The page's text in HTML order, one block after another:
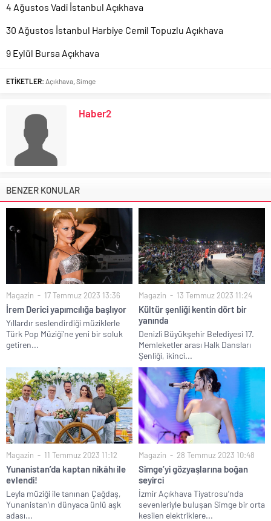
4 Ağustos Vadi İstanbul Açıkhava
30 Ağustos İstanbul Harbiye Cemil Topuzlu Açıkhava
9 Eylül Bursa Açıkhava
ETİKETLER: Açıkhava Simge
Haber2
BENZER KONULAR
Magazin 17 Temmuz 2023 13:36
İrem Derici yapımcılığa başlıyor
Yıllardır seslendirdiği müziklerle
Türk Pop Müziği'ne yeni bir soluk
getiren...
Magazin 13 Temmuz 2023 11:24
Kültür şenliği kentin dört bir
yanında
Denizli Büyükşehir Belediyesi 17.
Memleketler arası Halk Dansları
Şenliği, ikinci...
Magazin 11 Temmuz 2023 11:12
Yunanistan’da kaptan nikâhı ile
evlendi!
Leyla müziği ile tanınan Çağdaş,
Yunanistan'ın dünyaca ünlü aşk
adası...
Magazin 28 Temmuz 2023 10:48
Simge’yi gözyaşlarına boğan
seyirci
İzmir Açıkhava Tiyatrosu’nda
sevenleriyle buluşan Simge bir orta
kesilen elektriklere...